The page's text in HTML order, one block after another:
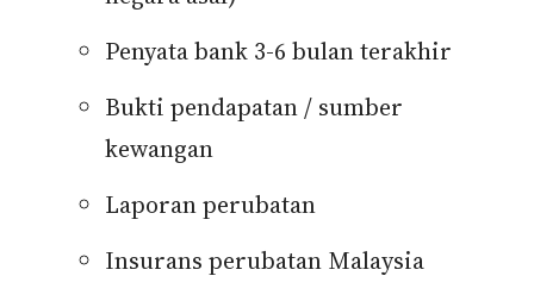
Penyata bank 3-6 bulan terakhir
Bukti pendapatan / sumber
kewangan
Laporan perubatan
Insurans perubatan Malaysia